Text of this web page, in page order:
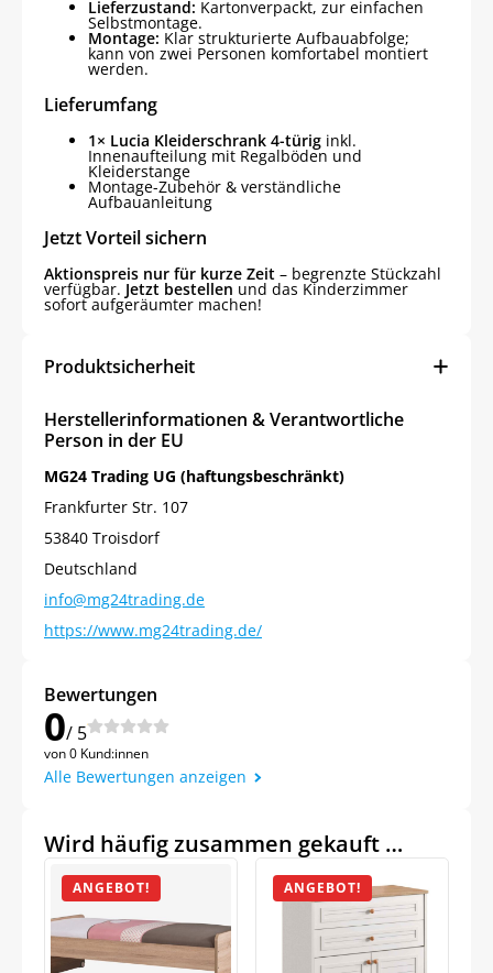
Lieferzustand: Kartonverpackt, zur einfachen
Selbstmontage.
Montage: Klar strukturierte Aufbauabfolge;
kann von zwei Personen komfortabel montiert
werden.
Lieferumfang
1× Lucia Kleiderschrank 4-türig inkl.
Innenaufteilung mit Regalböden und
Kleiderstange
Montage-Zubehör & verständliche
Aufbauanleitung
Jetzt Vorteil sichern
Aktionspreis nur für kurze Zeit – begrenzte Stückzahl
verfügbar. Jetzt bestellen und das Kinderzimmer
sofort aufgeräumter machen!
Produktsicherheit
Herstellerinformationen & Verantwortliche
Person in der EU
MG24 Trading UG (haftungsbeschränkt)
Frankfurter Str. 107
53840 Troisdorf
Deutschland
info@mg24trading.de
https://www.mg24trading.de/
Bewertungen
0/ 5
von 0 Kund:innen
Alle Bewertungen anzeigen
Wird häufig zusammen gekauft …
ANGEBOT! ANGEBOT!
Jetzt5% Rabatt
auf Ihre erste Bestellung sichern!